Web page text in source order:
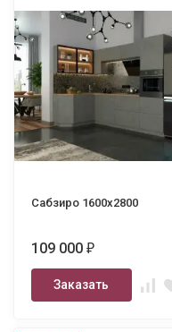
Сабзиро 1600х2800
109 000₽
Заказать